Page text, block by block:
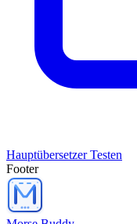
Hauptübersetzer Testen
Footer